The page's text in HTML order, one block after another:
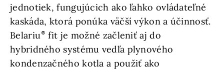
jednotiek, fungujúcich ako ľahko ovládateľné
kaskáda, ktorá ponúka väčší výkon a účinnosť.
Belariu
fit je možné začleniť aj do
hybridného systému vedľa plynového
kondenzačného kotla a použiť ako